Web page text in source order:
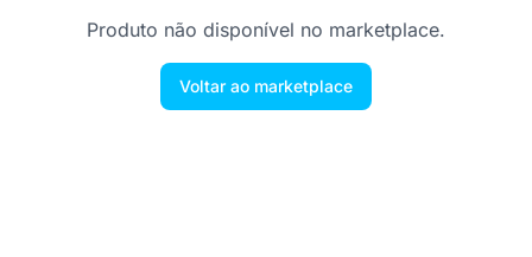
Produto não disponível no marketplace.
Voltar ao marketplace